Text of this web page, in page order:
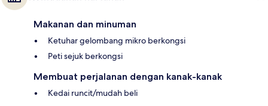
Makanan dan minuman
Ketuhar gelombang mikro berkongsi
Peti sejuk berkongsi
Membuat perjalanan dengan kanak-kanak
Kedai runcit/mudah beli